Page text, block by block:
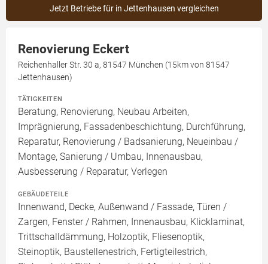
Jetzt Betriebe für in Jettenhausen vergleichen
Renovierung Eckert
Reichenhaller Str. 30 a, 81547 München (15km von 81547
Jettenhausen)
TÄTIGKEITEN
Beratung, Renovierung, Neubau Arbeiten,
Imprägnierung, Fassadenbeschichtung, Durchführung,
Reparatur, Renovierung / Badsanierung, Neueinbau /
Montage, Sanierung / Umbau, Innenausbau,
Ausbesserung / Reparatur, Verlegen
GEBÄUDETEILE
Innenwand, Decke, Außenwand / Fassade, Türen /
Zargen, Fenster / Rahmen, Innenausbau, Klicklaminat,
Trittschalldämmung, Holzoptik, Fliesenoptik,
Steinoptik, Baustellenestrich, Fertigteilestrich,